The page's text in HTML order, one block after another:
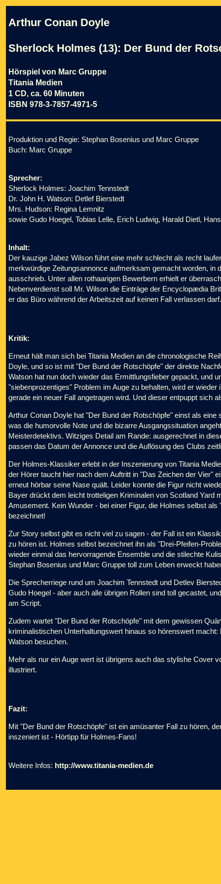
Arthur Conan Doyle
Sherlock Holmes (13): Der Bund der
Hörspiel von Marc Gruppe
Titania Medien
1 CD, ca. 60 Minuten
ISBN 978-3-7857-4971-5
Produktion und Regie: Stephan Bosenius und Marc Gruppe
Buch: Marc Gruppe
Sprecher:
Sherlock Holmes: Joachim Tennstedt
Dr. John H. Watson: Detlef Bierstedt
Mrs. Hudson: Regina Lemnitz
sowie Gudo Hoegel, Tobias Lelle, Erich Ludwig, Harald Dietl,
Inhalt:
Der kauzige Jabez Wilson führt eine mehr schlecht als recht
merkwürdige Zeitungsannonce aufmerksam gemacht worden, in
ausschrieb. Unter allen rothaarigen Bewerbern erhielt er
Nebenverdienst soll Mr. Wilson die Einträge der Encyclopædia
er das Büro während der Arbeitszeit auf keinen Fall verlassen
Kritik:
Erneut hält man sich bei Titania Medien an die chronologische
Doyle, und so ist mit "Der Bund der Rotschöpfe" der direkte
Watson hat nun doch wieder das Ermittlungsfieber gepackt, und
"siebenprozentiges" Problem im Auge zu behalten, wird er
gerade ein neuer Fall angetragen wird. Und dieser entpuppt sich
Arthur Conan Doyle hat "Der Bund der Rotschöpfe" einst als
was die humorvolle Note und die bizarre Ausgangssituation
Meisterdetektivs. Witziges Detail am Rande: ausgerechnet in
passen das Datum der Annonce und die Auflösung des Clubs
Der Holmes-Klassiker erlebt in der Inszenierung von Titania
der Hörer taucht hier nach dem Auftritt in "Das Zeichen der Vier"
erneut hörbar seine Nase quält. Leider konnte die Figur nicht
Bayer drückt dem leicht trotteligen Kriminalen von Scotland Yard
Amusement. Kein Wunder - bei einer Figur, die Holmes selbst
bezeichnet!
Zur Story selbst gibt es nicht viel zu sagen - der Fall ist ein
zu hören ist. Holmes selbst bezeichnet ihn als "Drei-Pfeifen-
wieder einmal das hervorragende Ensemble und die stilechte
Stephan Bosenius und Marc Gruppe toll zum Leben erweckt
Die Sprecherriege rund um Joachim Tennstedt und Detlev
Gudo Hoegel - aber auch alle übrigen Rollen sind toll gecastet,
am Script.
Zudem wartet "Der Bund der Rotschöpfe" mit dem gewissen
kriminalistischen Unterhaltungswert hinaus so hörenswert
Watson besuchen.
Mehr als nur ein Auge wert ist übrigens auch das stylishe Cover
illustriert.
Fazit:
Mit "Der Bund der Rotschöpfe" ist ein amüsanter Fall zu hören,
inszeniert ist - Hörtipp für Holmes-Fans!
Weitere Infos: http://www.titania-medien.de